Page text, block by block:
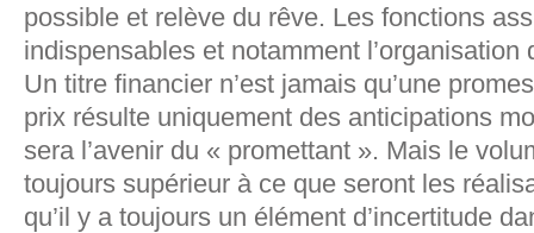
possible et relève du rêve. Les fonctions
indispensables et notamment l’organisation
Un titre financier n’est jamais qu’une
prix résulte uniquement des anticipations
sera l’avenir du « promettant ». Mais le
toujours supérieur à ce que seront les
qu’il y a toujours un élément d’incertitude